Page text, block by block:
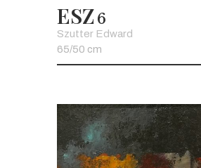
ESZ 6
Szutter Edward
65/50 cm